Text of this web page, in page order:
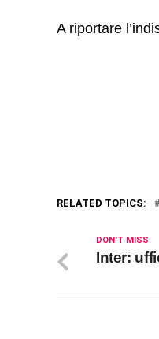
A riportare
RELATED TOPICS:
DON'T MISS
Inter: